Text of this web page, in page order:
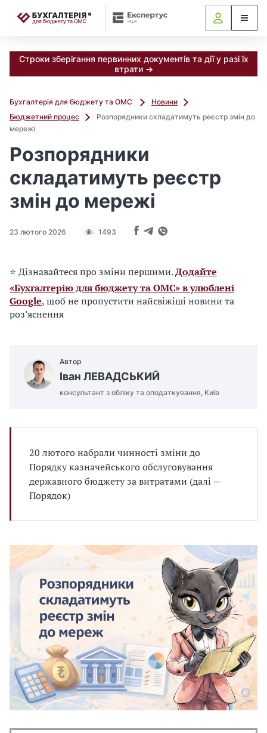
Строки зберігання первинних документів та дії у разі їх
втрати →
Бухгалтерія для бюджету та ОМС
Новини
Бюджетний процес
Розпорядники складатимуть реєстр змін до
мережі
Розпорядники
складатимуть реєстр
змін до мережі
23 лютого 2026 1493
⭐ Дізнавайтеся про зміни першими.Додайте
«Бухгалтерію для бюджету та ОМС» в улюблені
Google, щоб не пропустити найсвіжіші новини та
роз’яснення
Автор
Іван ЛЕВАДСЬКИЙ
консультант з обліку та оподаткування, Київ
20 лютого набрали чинності зміни до
Порядку казначейського обслуговування
державного бюджету за витратами (далі —
Порядок)